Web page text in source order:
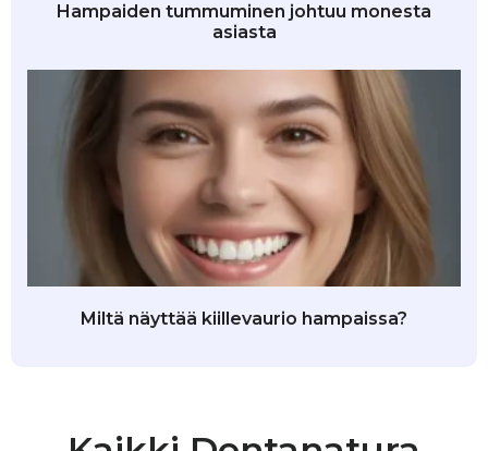
Hampaiden tummuminen johtuu monesta
asiasta
Miltä näyttää kiillevaurio hampaissa?